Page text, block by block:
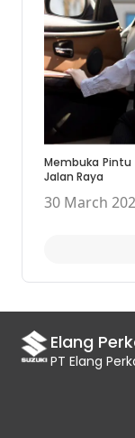
Membuka
Jalan Raya
30 March
Elang
PT Elang